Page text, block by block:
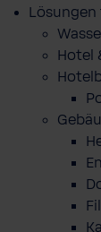
Lösungen
Hotel